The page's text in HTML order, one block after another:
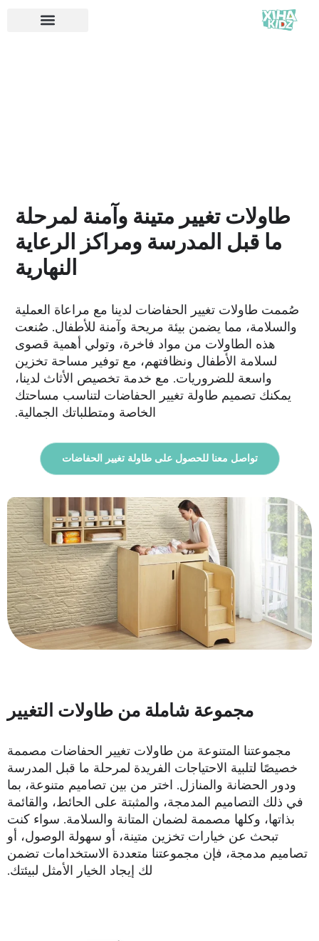
طاولات تغيير متينة وآمنة لمرحلة
ما قبل المدرسة ومراكز الرعاية
النهارية
صُممت طاولات تغيير الحفاضات لدينا مع مراعاة العملية
والسلامة، مما يضمن بيئة مريحة وآمنة للأطفال. صُنعت
هذه الطاولات من مواد فاخرة، وتولي أهمية قصوى
لسلامة الأطفال ونظافتهم، مع توفير مساحة تخزين
واسعة للضروريات. مع خدمة تخصيص الأثاث لدينا،
يمكنك تصميم طاولة تغيير الحفاضات لتناسب مساحتك
الخاصة ومتطلباتك الجمالية.
تواصل معنا للحصول على طاولة تغيير الحفاضات
مجموعة شاملة من طاولات التغيير
مجموعتنا المتنوعة من طاولات تغيير الحفاضات مصممة
خصيصًا لتلبية الاحتياجات الفريدة لمرحلة ما قبل المدرسة
ودور الحضانة والمنازل. اختر من بين تصاميم متنوعة، بما
في ذلك التصاميم المدمجة، والمثبتة على الحائط، والقائمة
بذاتها، وكلها مصممة لضمان المتانة والسلامة. سواء كنت
تبحث عن خيارات تخزين متينة، أو سهولة الوصول، أو
تصاميم مدمجة، فإن مجموعتنا متعددة الاستخدامات تضمن
لك إيجاد الخيار الأمثل لبيئتك.